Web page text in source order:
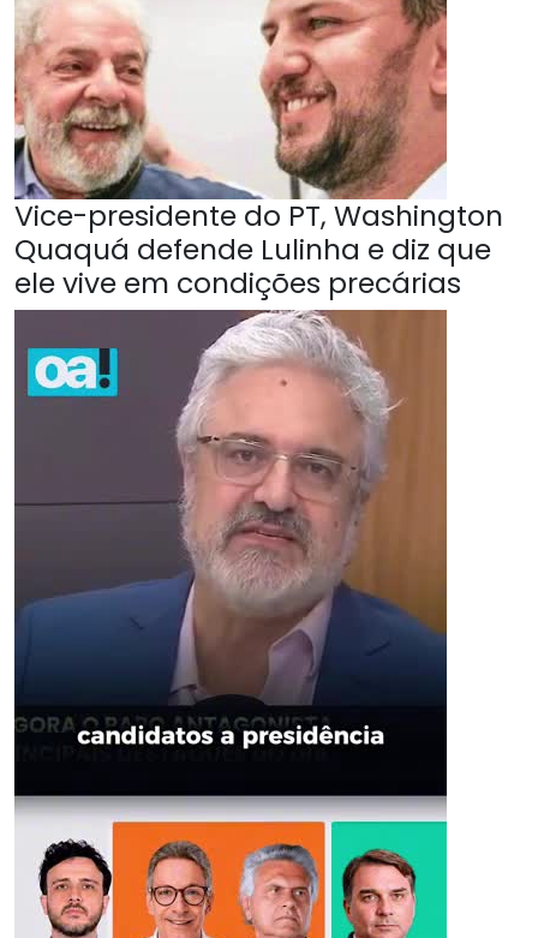
Vice-presidente do PT, Washington
Quaquá defende Lulinha e diz que
ele vive em condições precárias